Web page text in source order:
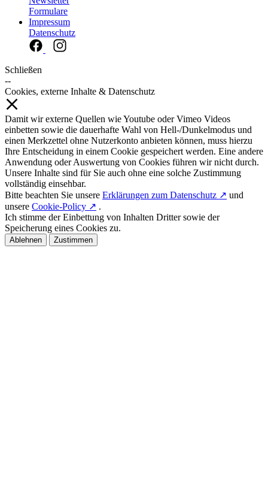
Formulare
Impressum
Datenschutz
Schließen
--
Cookies, externe Inhalte & Datenschutz
Damit wir externe Quellen wie Youtube oder Vimeo Videos
einbetten sowie die dauerhafte Wahl von Hell-/Dunkelmodus und
einen Merkzettel ohne Nutzerkonto anbieten können, muss hierzu
Ihre Entscheidung in einem Cookie gespeichert werden. Eine andere
Anwendung oder Auswertung von Cookies führen wir nicht durch.
Unsere Inhalte sind für Sie auch ohne eine solche Zustimmung
vollständig einsehbar.
Bitte beachten Sie unsere Erklärungen zum Datenschutz ↗ und
unsere Cookie-Policy ↗ .
Ich stimme der Einbettung von Inhalten Dritter sowie der
Speicherung eines Cookies zu.
Ablehnen Zustimmen